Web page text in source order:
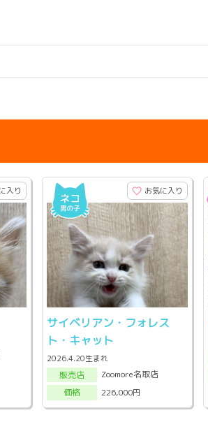
入り お気に入り
サイベリアン・フォレス
ト・キャット
2026.4.20生まれ
販売店
Zoomore名取店
価格
226,000円